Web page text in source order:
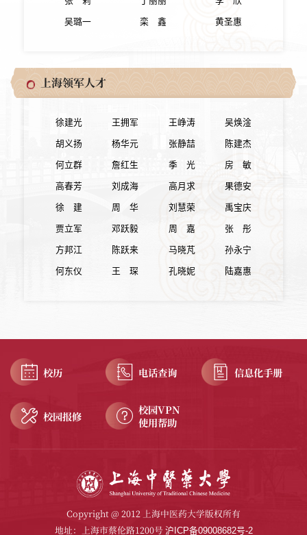
吴璐一 栾 鑫 黄圣惠
上海领军人才
徐建光 王拥军 王峥涛 吴焕淦
胡义扬 杨华元 张静喆 陈建杰
何立群 詹红生 季 光 房 敏
高春芳 刘成海 高月求 果德安
​徐 建 周 华 刘慧荣 禹宝庆
贾立军 邓跃毅 周 嘉 张 彤
方邦江 陈跃来 马晓芃 孙永宁
何东仪 王 琛 孔晓妮 陆嘉惠
校历 电话查询 信息化手册
校园报修
校园VPN
使用帮助
Copyright @ 2012 上海中医药大学版权所有
地址：上海市蔡伦路1200号 沪ICP备09008682号-2